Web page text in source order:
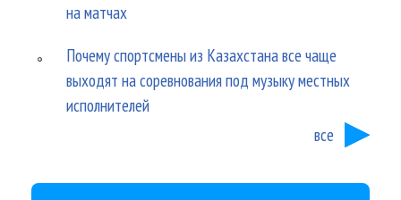
на матчах
Почему спортсмены из Казахстана все чаще
выходят на соревнования под музыку местных
исполнителей
все